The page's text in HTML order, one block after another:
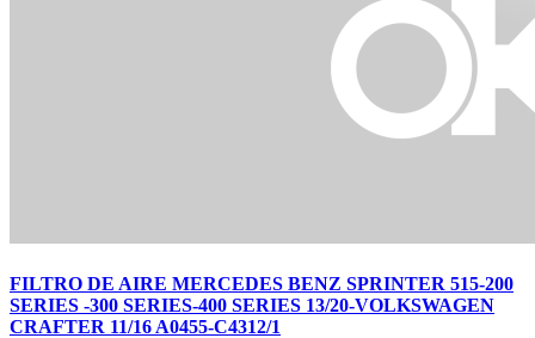
FILTRO DE AIRE MERCEDES BENZ SPRINTER 515-200
SERIES -300 SERIES-400 SERIES 13/20-VOLKSWAGEN
CRAFTER 11/16 A0455-C4312/1